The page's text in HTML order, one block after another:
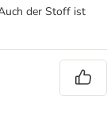
der Stoff ist